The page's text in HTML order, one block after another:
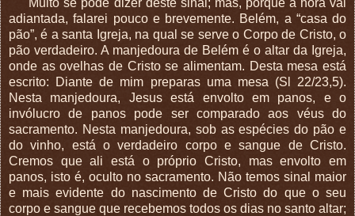
adiantada, falarei pouco e brevemente. Belém, a “casa do
pão”, é a santa Igreja, na qual se serve o Corpo de Cristo, o
pão verdadeiro. A manjedoura de Belém é o altar da Igreja,
onde as ovelhas de Cristo se alimentam. Desta mesa está
escrito: Diante de mim preparas uma mesa (Sl 22/23,5).
Nesta manjedoura, Jesus está envolto em panos, e o
invólucro de panos pode ser comparado aos véus do
sacramento. Nesta manjedoura, sob as espécies do pão e
do vinho, está o verdadeiro corpo e sangue de Cristo.
Cremos que ali está o próprio Cristo, mas envolto em
panos, isto é, oculto no sacramento. Não temos sinal maior
e mais evidente do nascimento de Cristo do que o seu
corpo e sangue que recebemos todos os dias no santo altar;